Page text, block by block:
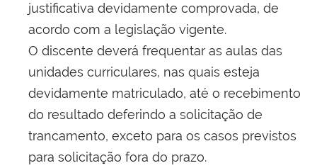
justificativa devidamente comprovada, de
acordo com a legislação vigente.
O discente deverá frequentar as aulas das
unidades curriculares, nas quais esteja
devidamente matriculado, até o recebimento
do resultado deferindo a solicitação de
trancamento, exceto para os casos previstos
para solicitação fora do prazo.